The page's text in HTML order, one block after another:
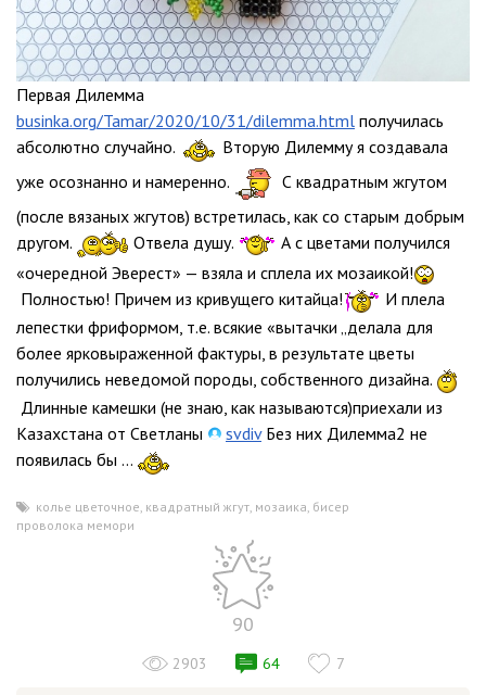
Первая Дилемма
businka.org/Tamar/2020/10/31/dilemma.html получилась
абсолютно случайно.
Вторую Дилемму я создавала
уже осознанно и намеренно.
С квадратным жгутом
(после вязаных жгутов) встретилась, как со старым добрым
другом.
Отвела душу.
А с цветами получился
«очередной Эверест» — взяла и сплела их мозаикой!
Полностью! Причем из кривущего китайца!
И плела
лепестки фриформом, т.е. всякие «вытачки „делала для
более ярковыраженной фактуры, в результате цветы
получились неведомой породы, собственного дизайна.
Длинные камешки (не знаю, как называются)приехали из
Казахстана от Светланы
svdivБез них Дилемма2 не
появилась бы ...
колье цветочное квадратный жгут мозаика бисер
проволока мемори
90
2903 64 7